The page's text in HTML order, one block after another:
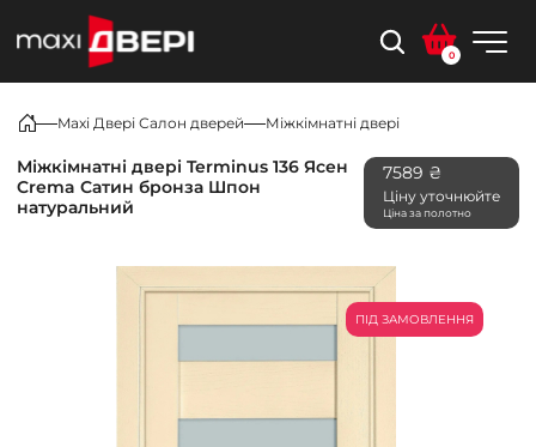
0
Maxi Двері Салон дверей Міжкімнатні двері
Міжкімнатні двері Terminus 136 Ясен
Crema Сатин бронза Шпон
натуральний
7589 ₴
Ціну уточнюйте
Ціна за полотно
ПІД ЗАМОВЛЕННЯ